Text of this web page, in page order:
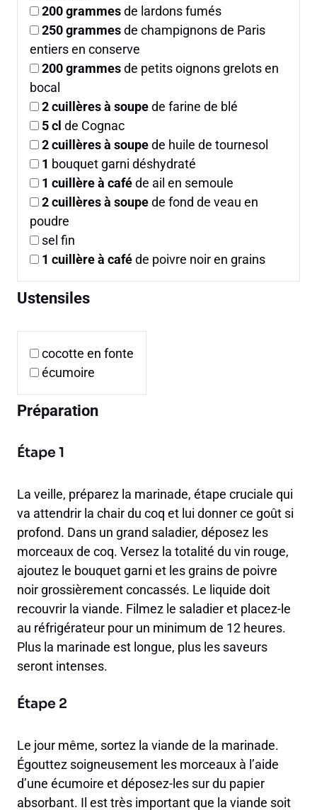
200grammesde lardons fumés
250grammesde champignons de Paris
entiers en conserve
200grammesde petits oignons grelots en
bocal
2cuillères à soupede farine de blé
5cl de Cognac
2cuillères à soupede huile de tournesol
1 bouquet garni déshydraté
1 cuillère à caféde ail en semoule
2cuillères à soupede fond de veau en
poudre
sel fin
1 cuillère à caféde poivre noir en grains
Ustensiles
cocotte en fonte
écumoire
Préparation
Étape 1
La veille, préparez la marinade, étape cruciale qui
va attendrir la chair du coq et lui donner ce goût si
profond. Dans un grand saladier, déposez les
morceaux de coq. Versez la totalité du vin rouge,
ajoutez le bouquet garni et les grains de poivre
noir grossièrement concassés. Le liquide doit
recouvrir la viande. Filmez le saladier et placez-le
au réfrigérateur pour un minimum de 12 heures.
Plus la marinade est longue, plus les saveurs
seront intenses.
Étape 2
Le jour même, sortez la viande de la marinade.
Égouttez soigneusement les morceaux à l’aide
d’une écumoire et déposez-les sur du papier
absorbant. Il est très important que la viande soit